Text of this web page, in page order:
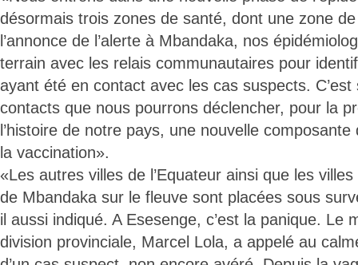
désormais trois zones de santé, dont une zone
l’annonce de l’alerte à Mbandaka, nos
terrain avec les relais communautaires pour
ayant été en contact avec les cas suspects.
contacts que nous pourrons déclencher, pour la
l’histoire de notre pays, une nouvelle
la vaccination».
«Les autres villes de l’Equateur ainsi que les
de Mbandaka sur le fleuve sont placées sous
il aussi indiqué. A Esesenge, c’est la panique. Le
division provinciale, Marcel Lola, a appelé au